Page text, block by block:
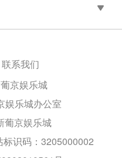
联系我们
京娱乐城
娱乐城办公室
葡京娱乐城
标识码：3205000002